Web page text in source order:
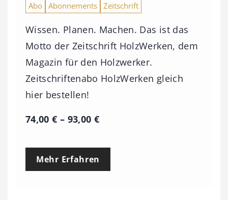
Abo Abonnements Zeitschrift
Wissen. Planen. Machen. Das ist das
Motto der Zeitschrift HolzWerken, dem
Magazin für den Holzwerker.
Zeitschriftenabo HolzWerken gleich
hier bestellen!
74,00€ – 93,00 €P
e
Mehr Erfahren